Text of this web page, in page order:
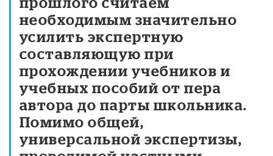
необходимым значительно
усилить экспертную
составляющую при
прохождении учебников и
учебных пособий от пера
автора до парты школьника.
Помимо общей,
универсальной экспертизы,